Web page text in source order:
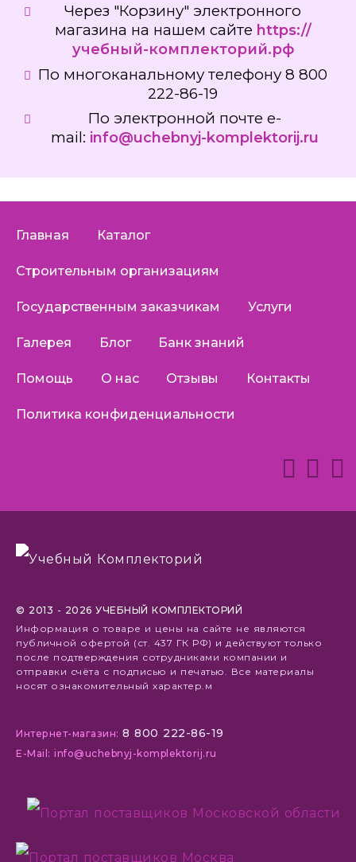
Через "Корзину" электронного
магазина на нашем сайте https://
учебный-комплекторий.рф
По многоканальному телефону 8 800
222-86-19
По электронной почте e-
mail: info@uchebnyj-komplektorij.ru
Главная Каталог
Строительным организациям
Государственным заказчикам Услуги
Галерея Блог Банк знаний
Помощь О нас Отзывы Контакты
Политика конфиденциальности
© 2013 - 2026 УЧЕБНЫЙ КОМПЛЕКТОРИЙ
Информация о товаре и цены на сайте не являются
публичной офертой (ст. 437 ГК РФ) и действуют только
после подтверждения сотрудниками компании и
отправки счёта с подписью и печатью. Все материалы
носят ознакомительный характер.м
Интернет-магазин: 8 800 222-86-19
E-Mail: info@uchebnyj-komplektorij.ru